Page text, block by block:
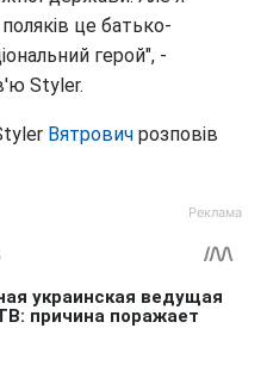
це батько-
герой", -
Styler.
Вятрович розповів